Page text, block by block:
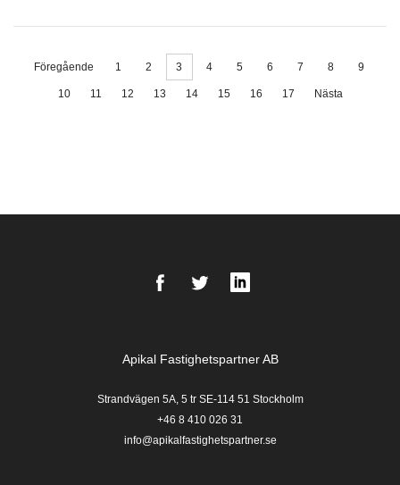
Föregående 1 2 3 4 5 6 7 8 9
10 11 12 13 14 15 16 17 Nästa
FacebookTwitter LinkedIn
Apikal Fastighetspartner AB
Strandvägen 5A, 5 tr SE-114 51 Stockholm
+46 8 410 026 31
info@apikalfastighetspartner.se